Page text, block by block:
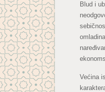
Blud i
Većina